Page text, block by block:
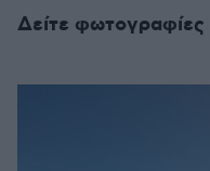
Δείτε φωτογραφίες